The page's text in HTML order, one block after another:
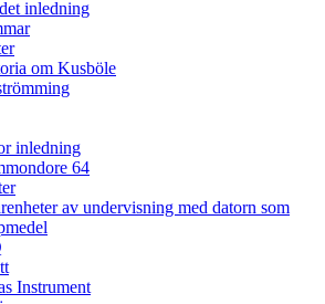
inledning
om Kusböle
inledning
64
av undervisning med datorn som
Instrument